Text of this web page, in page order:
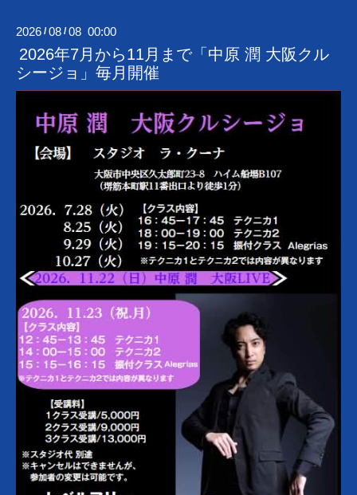
2026 /08 /08 00:00
2026年7月から11月まで「中原 潤 大阪クル
シージョ」毎月開催